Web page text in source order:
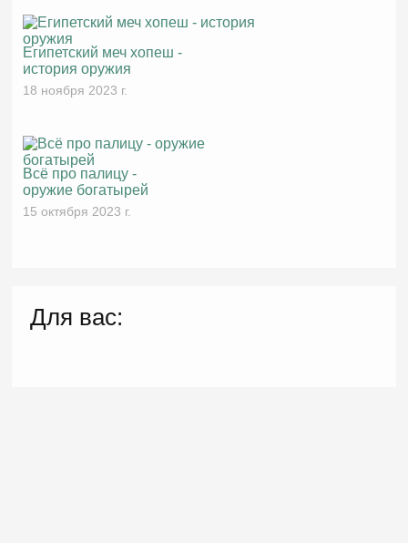
Египетский меч хопеш -
история оружия
18 ноября 2023 г.
Всё про палицу -
оружие богатырей
15 октября 2023 г.
Для вас: